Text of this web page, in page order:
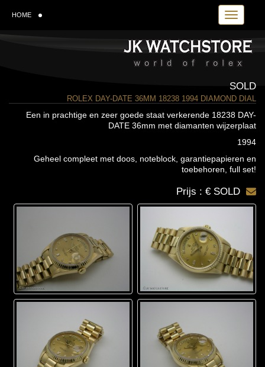
Toggle
HOME
SOLD
ROLEX DAY-DATE 36MM 18238 1994 DIAMOND DIAL
Een in prachtige en zeer goede staat verkerende 18238 DAY-
DATE 36mm met diamanten wijzerplaat
1994
Geheel compleet met doos, noteblock, garantiepapieren en
toebehoren, full set!
Prijs : € SOLD